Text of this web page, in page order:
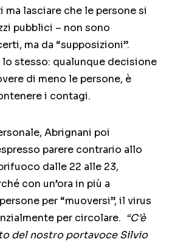
lasciare che le persone si
pubblici – non sono
ma da “supposizioni”.
lo stesso: qualunque decisione
di meno le persone, è
i contagi.
Abrignani poi
parere contrario allo
dalle 22 alle 23,
con un’ora in più a
per “muoversi”, il virus
per circolare. “C’è
del nostro portavoce Silvio